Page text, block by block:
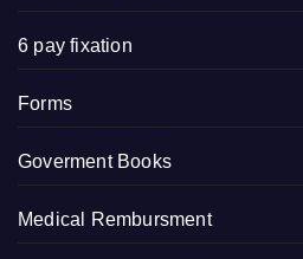
6 pay fixation
Forms
Goverment Books
Medical Rembursment